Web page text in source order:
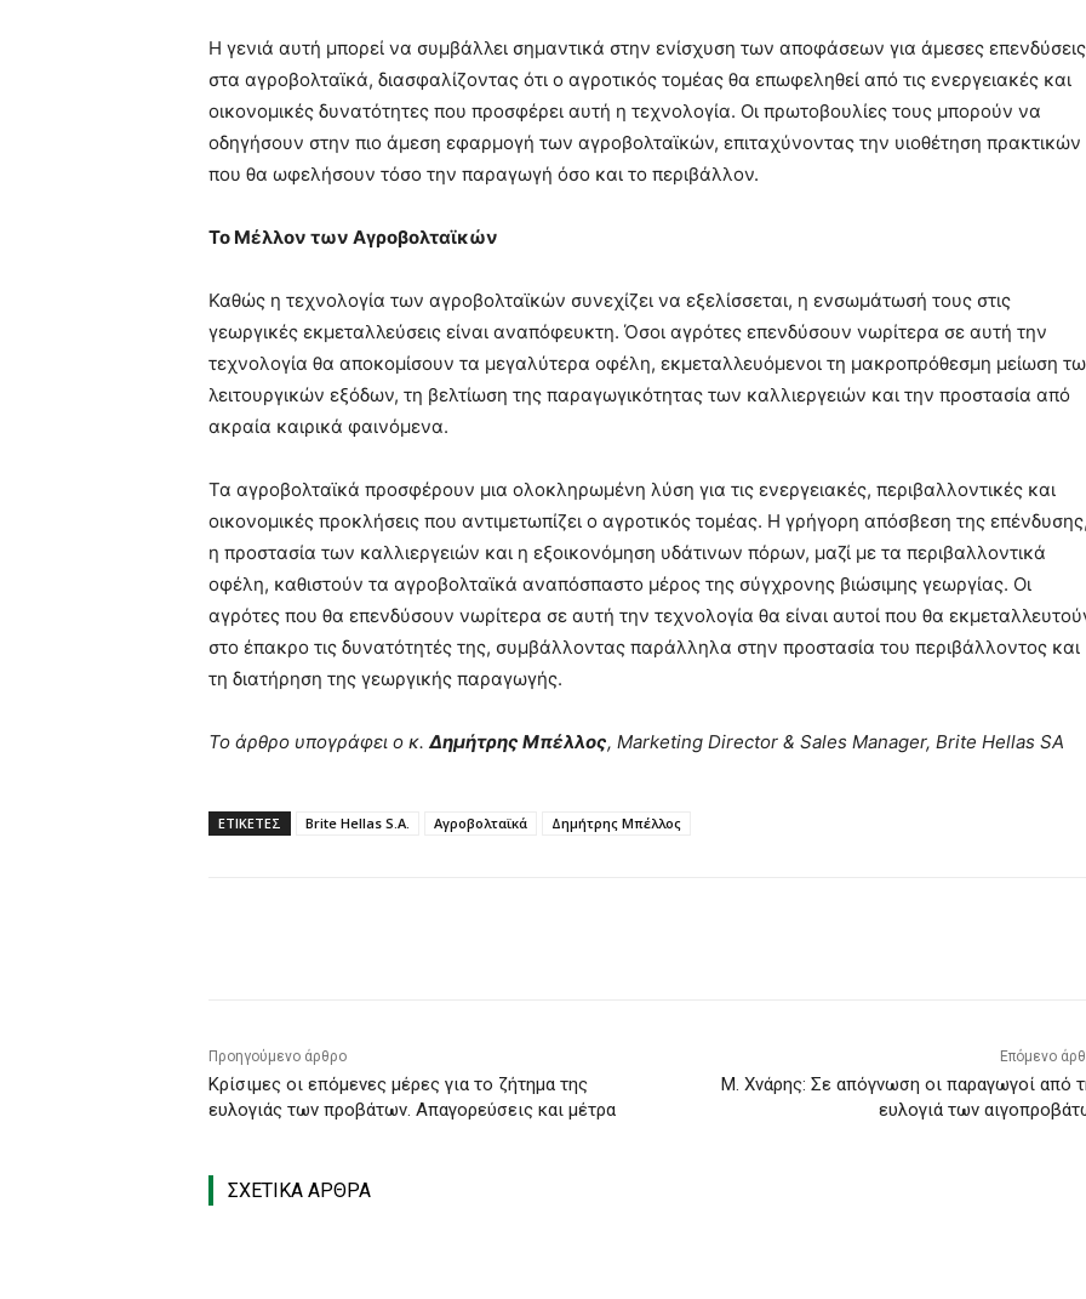
Η γενιά αυτή μπορεί να συμβάλλει σημαντικά στην ενίσχυση των αποφάσεων για άμεσες επενδύσεις
στα αγροβολταϊκά, διασφαλίζοντας ότι ο αγροτικός τομέας θα επωφεληθεί από τις ενεργειακές και
οικονομικές δυνατότητες που προσφέρει αυτή η τεχνολογία. Οι πρωτοβουλίες τους μπορούν να
οδηγήσουν στην πιο άμεση εφαρμογή των αγροβολταϊκών, επιταχύνοντας την υιοθέτηση πρακτικών
που θα ωφελήσουν τόσο την παραγωγή όσο και το περιβάλλον.
Το Μέλλον των Αγροβολταϊκών
Καθώς η τεχνολογία των αγροβολταϊκών συνεχίζει να εξελίσσεται, η ενσωμάτωσή τους στις
γεωργικές εκμεταλλεύσεις είναι αναπόφευκτη. Όσοι αγρότες επενδύσουν νωρίτερα σε αυτή την
τεχνολογία θα αποκομίσουν τα μεγαλύτερα οφέλη, εκμεταλλευόμενοι τη μακροπρόθεσμη μείωση
λειτουργικών εξόδων, τη βελτίωση της παραγωγικότητας των καλλιεργειών και την προστασία από
ακραία καιρικά φαινόμενα.
Τα αγροβολταϊκά προσφέρουν μια ολοκληρωμένη λύση για τις ενεργειακές, περιβαλλοντικές και
οικονομικές προκλήσεις που αντιμετωπίζει ο αγροτικός τομέας. Η γρήγορη απόσβεση της επένδυσης,
η προστασία των καλλιεργειών και η εξοικονόμηση υδάτινων πόρων, μαζί με τα περιβαλλοντικά
οφέλη, καθιστούν τα αγροβολταϊκά αναπόσπαστο μέρος της σύγχρονης βιώσιμης γεωργίας. Οι
αγρότες που θα επενδύσουν νωρίτερα σε αυτή την τεχνολογία θα είναι αυτοί που θα
στο έπακρο τις δυνατότητές της, συμβάλλοντας παράλληλα στην προστασία του περιβάλλοντος και
τη διατήρηση της γεωργικής παραγωγής.
To άρθρο υπογράφει ο κ. Δημήτρης Μπέλλος, Marketing Director & Sales Manager, Brite Hellas SA
ΕΤΙΚΕΤΕΣ Brite Hellas S.A. Αγροβολταϊκά Δημήτρης Μπέλλος
Προηγούμενο άρθρο
Κρίσιμες οι επόμενες μέρες για το ζήτημα της
ευλογιάς των προβάτων. Απαγορεύσεις και μέτρα
Επόμενο
Μ. Χνάρης: Σε απόγνωση οι παραγωγοί από
ευλογιά των
ΣΧΕΤΙΚΑ ΑΡΘΡΑ